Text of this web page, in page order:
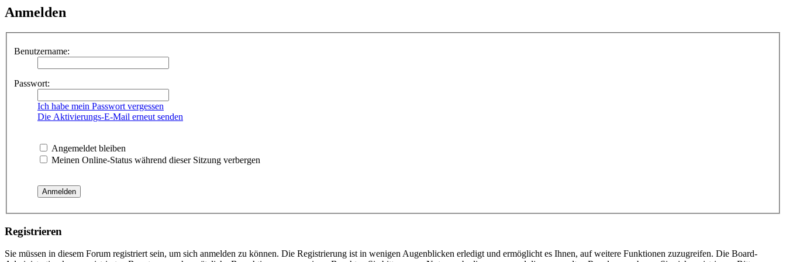
Anmelden
Benutzername:
Passwort:
Ich habe mein Passwort vergessen
Die Aktivierungs-E-Mail erneut senden
Angemeldet bleiben
Meinen Online-Status während dieser Sitzung verbergen
Registrieren
Sie müssen in diesem Forum registriert sein, um sich anmelden zu können. Die Registrierung ist in wenigen Augenblicken erledigt und ermöglicht es Ihnen, auf weitere Funktionen zuzugreifen. Die Board-